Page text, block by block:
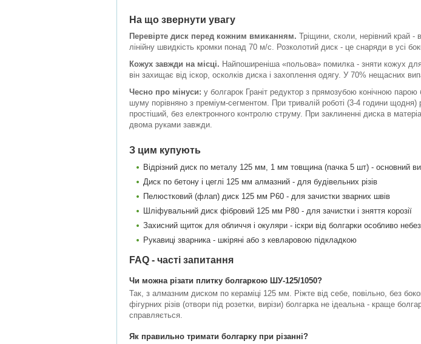
На що звернути увагу
Перевірте диск перед кожним вмиканням. Тріщини, сколи, нерівний край -
лінійну швидкість кромки понад 70 м/с. Розколотий диск - це снаряди в усі
Кожух завжди на місці. Найпоширеніша «польова» помилка - зняти кожух
він захищає від іскор, осколків диска і захоплення одягу. У 70% нещасних
Чесно про мінуси: у болгарок Граніт редуктор з прямозубою конічною парою
шуму порівняно з преміум-сегментом. При тривалій роботі (3-4 години
простіший, без електронного контролю струму. При заклиненні диска в
двома руками завжди.
З цим купують
Відрізний диск по металу 125 мм, 1 мм товщина (пачка 5 шт) - основний
Диск по бетону і цеглі 125 мм алмазний - для будівельних різів
Пелюстковий (флап) диск 125 мм P60 - для зачистки зварних швів
Шліфувальний диск фібровий 125 мм P80 - для зачистки і зняття корозії
Захисний щиток для обличчя і окуляри - іскри від болгарки особливо
Рукавиці зварника - шкіряні або з кевларовою підкладкою
FAQ - часті запитання
Чи можна різати плитку болгаркою ШУ-125/1050?
Так, з алмазним диском по кераміці 125 мм. Ріжте від себе, повільно, без
фігурних різів (отвори під розетки, вирізи) болгарка не ідеальна - краще
справляється.
Як правильно тримати болгарку при різанні?